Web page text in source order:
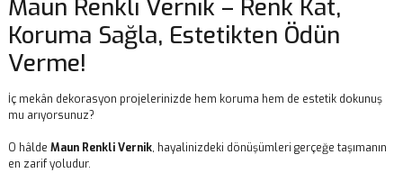
Maun Renkli Vernik – Renk Kat,
Koruma Sağla, Estetikten Ödün
Verme!
İç mekân dekorasyon projelerinizde hem koruma hem de estetik dokunuş
mu arıyorsunuz?
O hâlde Maun Renkli Vernik, hayalinizdeki dönüşümleri gerçeğe taşımanın
en zarif yoludur.